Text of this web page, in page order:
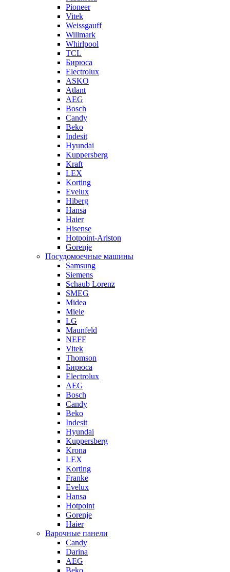
Pioneer
Vitek
Weissgauff
Willmark
Whirlpool
TCL
Бирюса
Electrolux
ASKO
Atlant
AEG
Bosch
Candy
Beko
Indesit
Hyundai
Kuppersberg
Kraft
LEX
Korting
Evelux
Hiberg
Hansa
Haier
Hisense
Hotpoint-Ariston
Gorenje
Посудомоечные машины
Samsung
Siemens
Schaub Lorenz
SMEG
Midea
Miele
LG
Maunfeld
NEFF
Vitek
Thomson
Бирюса
Electrolux
AEG
Bosch
Candy
Beko
Indesit
Hyundai
Kuppersberg
Krona
LEX
Korting
Franke
Evelux
Hansa
Hotpoint
Gorenje
Haier
Варочные панели
Candy
Darina
AEG